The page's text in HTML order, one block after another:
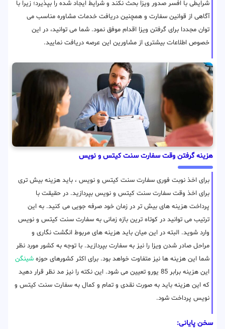
شرایطی با افسر صدور ویزا بحث نکند و شرایط ایجاد شده را بپذیرد؛ زیرا با
آگاهی از قوانین سفارت و همچنین دریافت خدمات مشاوره مناسب می
توان مجددا برای گرفتن ویزا اقدام موفق نمود. شما می توانید، در این
خصوص اطلاعات بیشتری از مشاورین این عرصه دریافت نمایید.
هزینه گرفتن وقت سفارت سنت کیتس و نویس
برای اخذ نوبت فوری سفارت سنت کیتس و نویس ، باید هزینه بیش تری
برای اخذ وقت سفارت سنت کیتس و نویس بپردازید. در حقیقت با
پرداخت هزینه های بیش تر در زمان خود صرفه جویی می کنید. به این
ترتیب می توانید در کوتاه ترین بازه زمانی به سفارت سنت کیتس و نویس
وارد شوید. البته در این میان باید هزینه های مربوط انگشت نگاری و
مراحل صادر شدن ویزا را نیز به سفارت بپردازید. با توجه به کشور مورد نظر
شما این هزینه ها نیز متفاوت خواهد بود. برای اکثر کشورهای حوزه شینگن
این هزینه برابر 85 یورو تعیین می شود. این نکته را نیز مد نظر قرار دهید
که این هزینه باید به صورت نقدی و تمام و کمال به سفارت سنت کیتس و
نویس پرداخت شود.
سخن پایانی: